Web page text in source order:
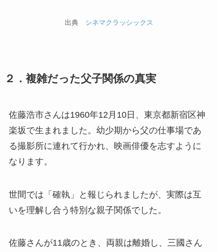
出典 シネマクラッシックス
２．複雑だった父子関係の真実
佐藤浩市さんは1960年12月10日、東京都新宿区神
楽坂で生まれました。幼少期から父の仕事場であ
る撮影所に連れて行かれ、映画俳優を志すように
なります。
世間では「確執」と報じられましたが、実際は互
いを理解し合う特別な親子関係でした。
佐藤さんが11歳のとき、両親は離婚し、三國さん